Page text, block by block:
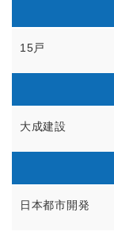
15戸
大成建設
日本都市開発